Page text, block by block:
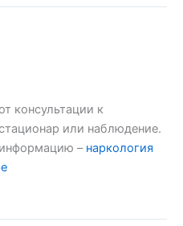
консультации к
или наблюдение.
– наркология